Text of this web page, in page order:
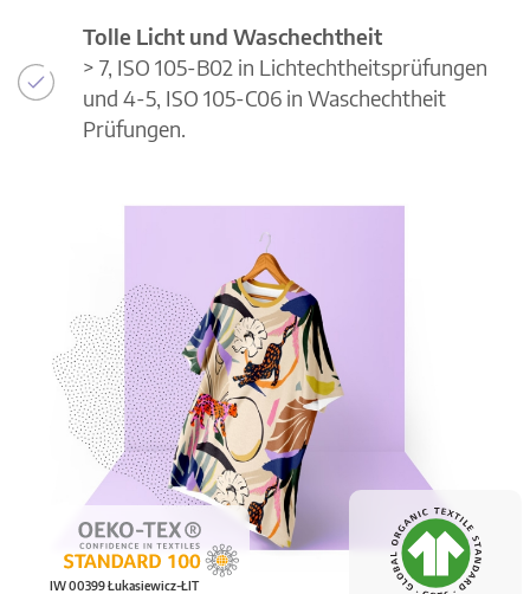
IW 00399 Łukasiewicz-ŁIT
Tolle Licht und Waschechtheit
> 7, ISO 105-B02 in Lichtechtheitsprüfungen
und 4-5, ISO 105-C06 in Waschechtheit
Prüfungen.